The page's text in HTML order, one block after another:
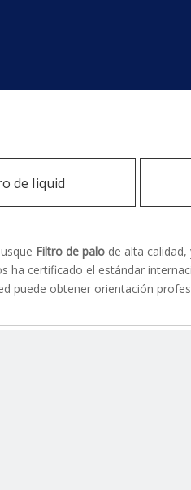
de Iiquid
Filtro de palo de alta calidad,
ha certificado el estándar
puede obtener orientación